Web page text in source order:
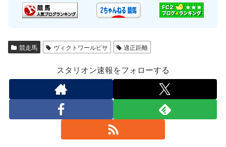
競走馬 ヴィクトワールピサ 適正距離
スタリオン速報をフォローする